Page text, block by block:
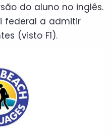
do aluno no inglês.
federal a admitir
(visto F1).